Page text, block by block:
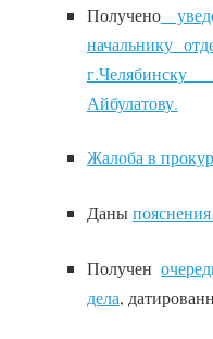
Получено
начальнику
Айбулатову.
Жалоба в
Даны
Получен
дела,